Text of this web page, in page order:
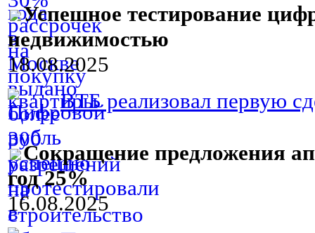
Успешное тестирование
недвижимостью
18.08.2025
ВТБ реализовал первую
Сокращение предложения
год 25%
16.08.2025